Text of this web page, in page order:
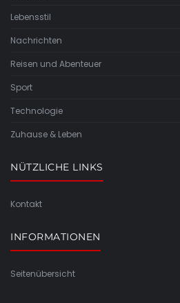
Lebensstil
Nachrichten
Reisen und Abenteuer
Sport
Technologie
Zuhause & Leben
NÜTZLICHE LINKS
Kontakt
INFORMATIONEN
Seitenübersicht